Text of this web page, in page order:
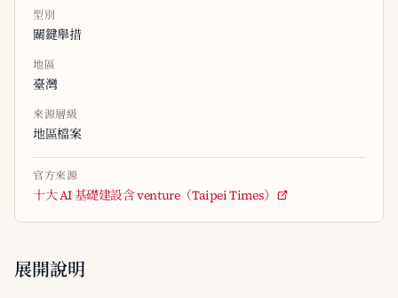
型別
關鍵舉措
地區
臺灣
來源層級
地區檔案
官方來源
十大 AI 基礎建設含 venture（Taipei Times）
展開說明